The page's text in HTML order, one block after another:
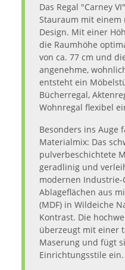
Das Regal "Carney
Stauraum mit einem
Design. Mit einer
die Raumhöhe
von ca. 77 cm und
angenehme,
entsteht ein
Bücherregal,
Wohnregal flexibel
Besonders ins Auge
Materialmix: Das
pulverbeschichtete
geradlinig und
modernen
Ablageflächen aus
(MDF) in Wildeiche
Kontrast. Die
überzeugt mit einer
Maserung und fügt
Einrichtungsstile ein.